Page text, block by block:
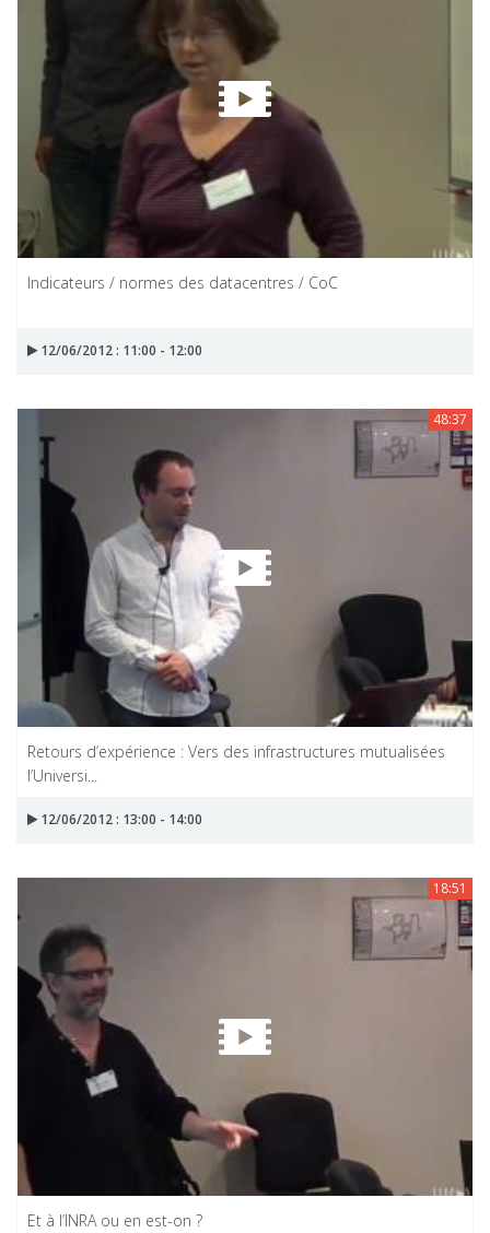
Indicateurs / normes des datacentres / CoC
12/06/2012 : 11:00 - 12:00
48:37
Retours d’expérience : Vers des infrastructures mutualisées
l’Universi...
12/06/2012 : 13:00 - 14:00
18:51
Et à l’INRA ou en est-on ?